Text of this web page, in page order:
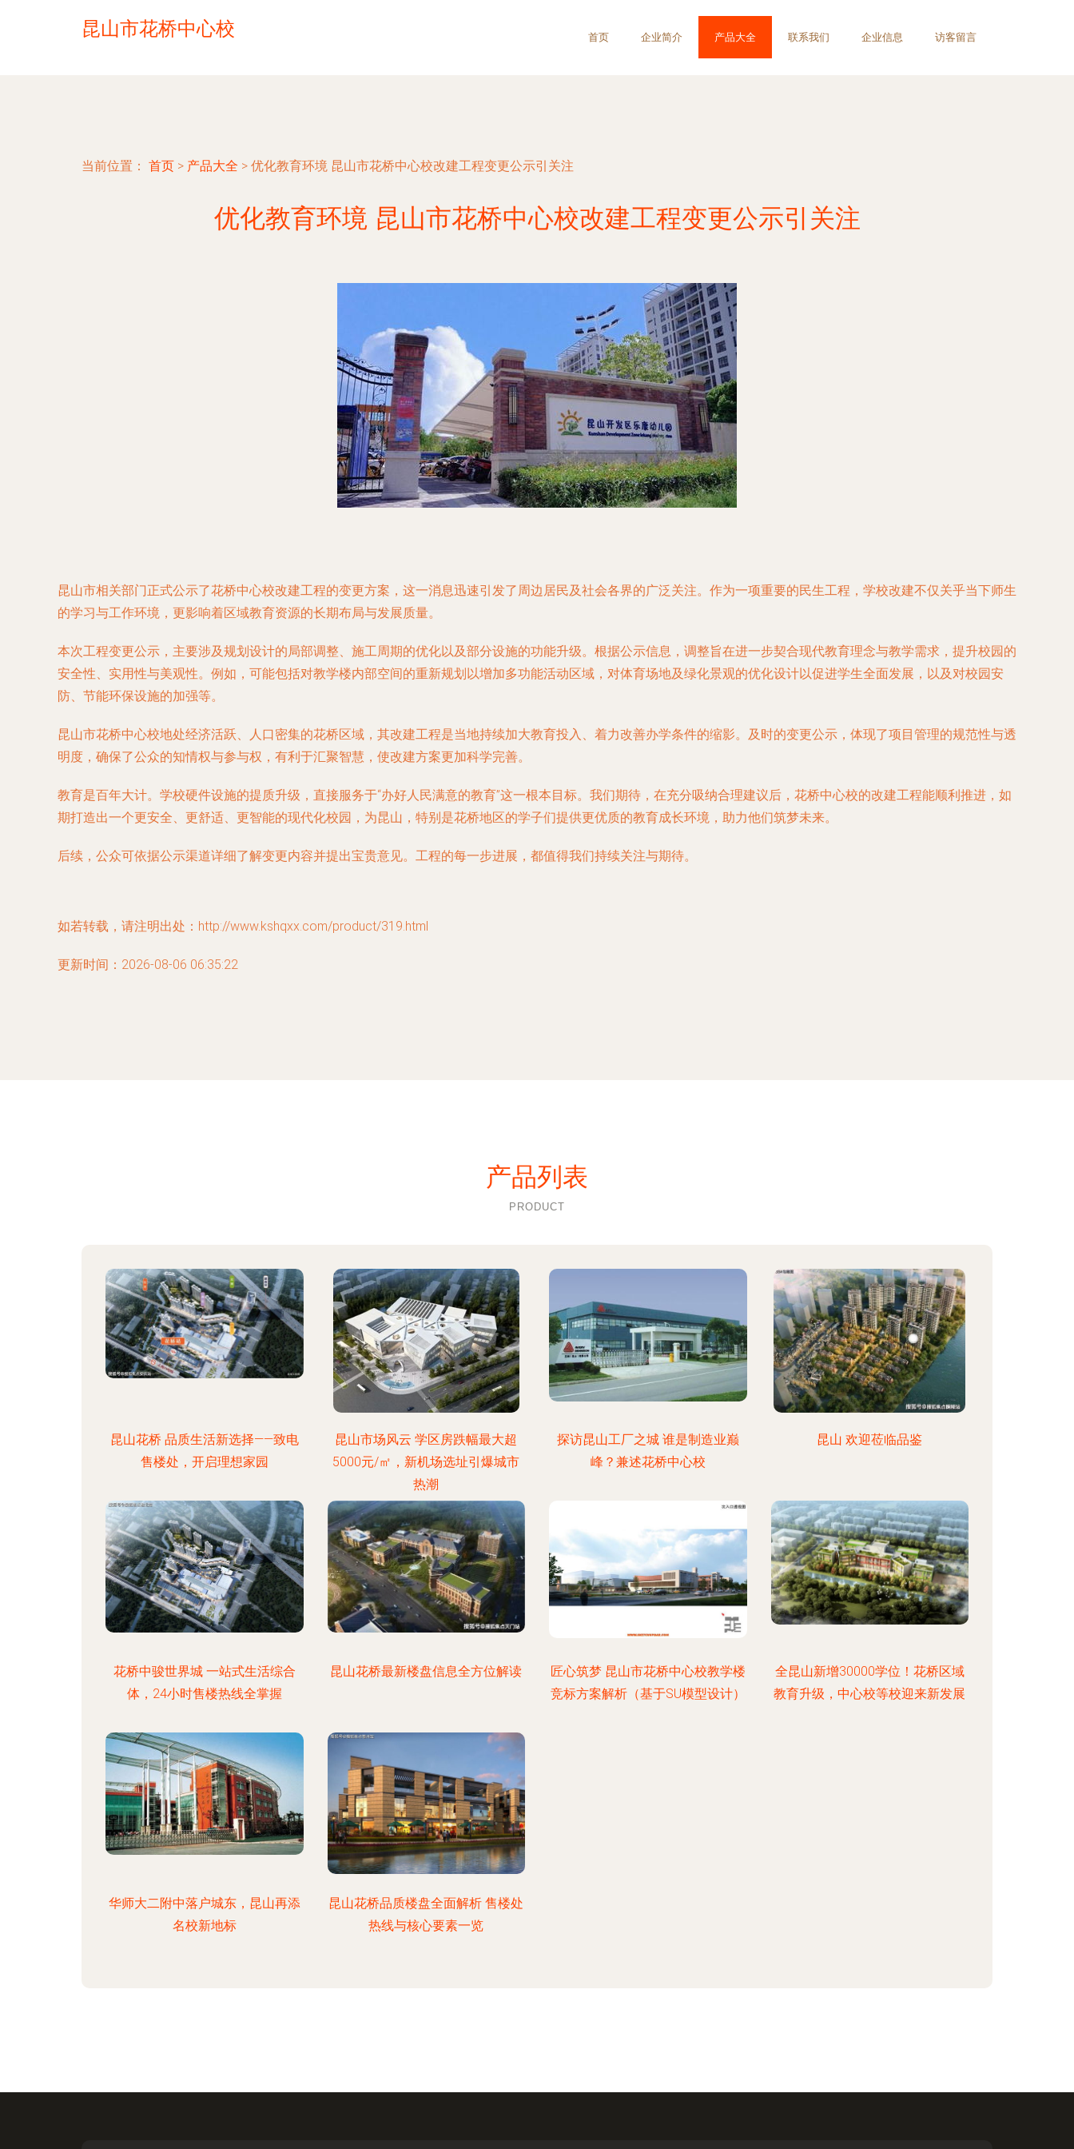
昆山市花桥中心校 首页 企业简介 产品大全 联系我们 企业信息 访客留言
当前位置： 首页 > 产品大全 > 优化教育环境 昆山市花桥中心校改建工程变更公示引关注
优化教育环境 昆山市花桥中心校改建工程变更公示引关注
昆山市相关部门正式公示了花桥中心校改建工程的变更方案，这一消息迅速引发了周边居民及社会各界的广泛关注。作为一项重要的民生工程，学校改建不仅关乎当下师生
的学习与工作环境，更影响着区域教育资源的长期布局与发展质量。
本次工程变更公示，主要涉及规划设计的局部调整、施工周期的优化以及部分设施的功能升级。根据公示信息，调整旨在进一步契合现代教育理念与教学需求，提升校园的
安全性、实用性与美观性。例如，可能包括对教学楼内部空间的重新规划以增加多功能活动区域，对体育场地及绿化景观的优化设计以促进学生全面发展，以及对校园安
防、节能环保设施的加强等。
昆山市花桥中心校地处经济活跃、人口密集的花桥区域，其改建工程是当地持续加大教育投入、着力改善办学条件的缩影。及时的变更公示，体现了项目管理的规范性与透
明度，确保了公众的知情权与参与权，有利于汇聚智慧，使改建方案更加科学完善。
教育是百年大计。学校硬件设施的提质升级，直接服务于“办好人民满意的教育”这一根本目标。我们期待，在充分吸纳合理建议后，花桥中心校的改建工程能顺利推进，如
期打造出一个更安全、更舒适、更智能的现代化校园，为昆山，特别是花桥地区的学子们提供更优质的教育成长环境，助力他们筑梦未来。
后续，公众可依据公示渠道详细了解变更内容并提出宝贵意见。工程的每一步进展，都值得我们持续关注与期待。
如若转载，请注明出处：http://www.kshqxx.com/product/319.html
更新时间：2026-08-06 06:35:22
产品列表
PRODUCT
昆山花桥 品质生活新选择——致电
售楼处，开启理想家园
昆山市场风云 学区房跌幅最大超
5000元/㎡，新机场选址引爆城市
热潮
探访昆山工厂之城 谁是制造业巅
峰？兼述花桥中心校
昆山 欢迎莅临品鉴
花桥中骏世界城 一站式生活综合
体，24小时售楼热线全掌握
昆山花桥最新楼盘信息全方位解读
匠心筑梦 昆山市花桥中心校教学楼
竞标方案解析（基于SU模型设计）
全昆山新增30000学位！花桥区域
教育升级，中心校等校迎来新发展
华师大二附中落户城东，昆山再添
名校新地标
昆山花桥品质楼盘全面解析 售楼处
热线与核心要素一览